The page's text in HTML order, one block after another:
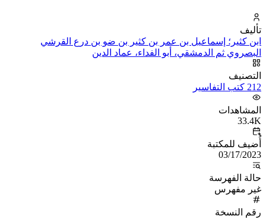
تأليف
ابن كثير؛ إسماعيل بن عمر بن كثير بن ضو بن درع القرشي
البصروي ثم الدمشقي، أبو الفداء، عماد الدين
التصنيف
212 كتب التفاسير
المشاهدات
33.4K
أُضيف للمكتبة
03/17/2023
حالة الفهرسة
غير مفهرس
رقم النسخة